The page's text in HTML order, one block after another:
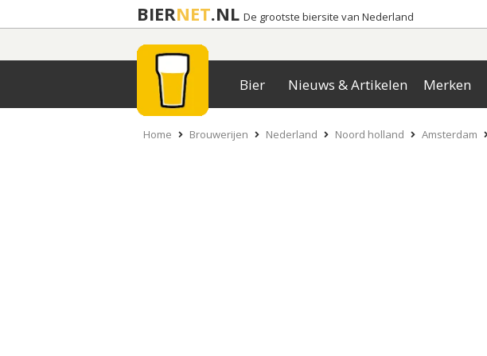
BIERNET.NL De grootste biersite van Nederland
Bier Nieuws & Artikelen Merken
Home Brouwerijen Nederland Noord holland Amsterdam